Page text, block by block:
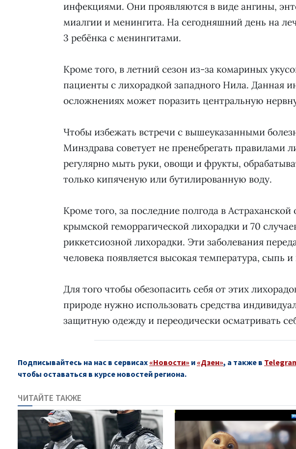
инфекциями. Они проявляются в виде ангины,
миалгии и менингита. На сегодняшний день на
3 ребёнка с менингитами.
Кроме того, в летний сезон из-за комариных
пациенты с лихорадкой западного Нила. Данная
осложнениях может поразить центральную
Чтобы избежать встречи с вышеуказанными
Минздрава советует не пренебрегать правилами
регулярно мыть руки, овощи и фрукты,
только кипяченую или бутилированную воду.
Кроме того, за последние полгода в
крымской геморрагической лихорадки и 70
риккетсиозной лихорадки. Эти заболевания
человека появляется высокая температура, сыпь
Для того чтобы обезопасить себя от этих
природе нужно использовать средства
защитную одежду и переодически осматривать
Подписывайтесь на нас в сервисах «Новости» и «Дзен», а также в
чтобы оставаться в курсе новостей региона.
ЧИТАЙТЕ ТАКЖЕ